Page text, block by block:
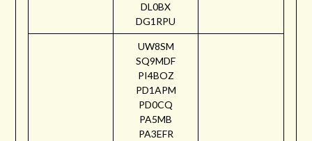
DL0BX
DG1RPU
UW8SM
SQ9MDF
PI4BOZ
PD1APM
PD0CQ
PA5MB
PA3EFR